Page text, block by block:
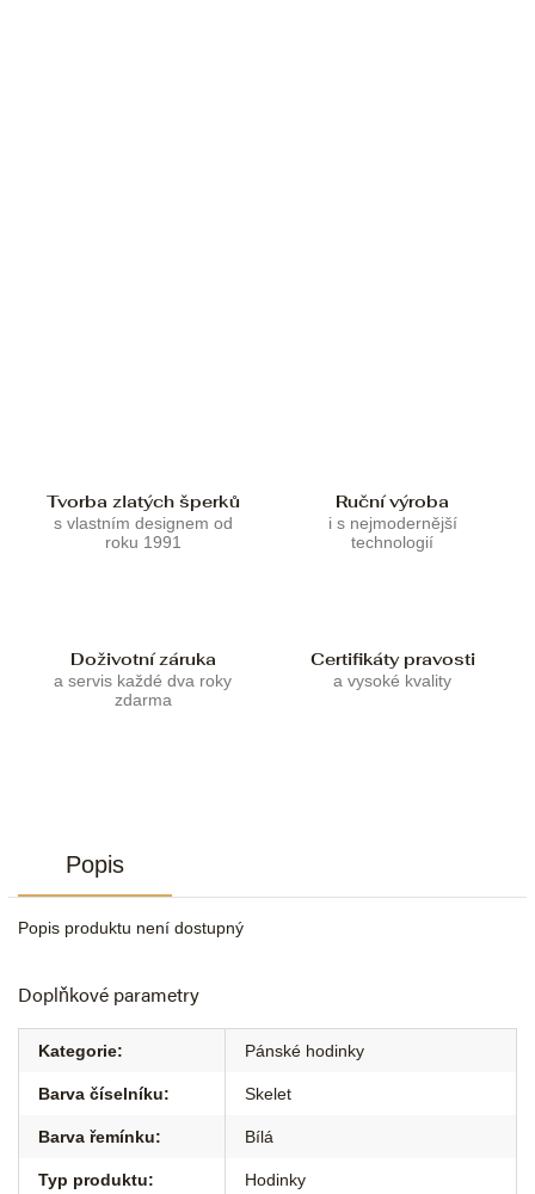
Tvorba zlatých šperků
s vlastním designem od
roku 1991
Ruční výroba
i s nejmodernější
technologií
Doživotní záruka
a servis každé dva roky
zdarma
Certifikáty pravosti
a vysoké kvality
Popis
Popis produktu není dostupný
Doplňkové parametry
Kategorie: Pánské hodinky
Barva číselníku: Skelet
Barva řemínku: Bílá
Typ produktu: Hodinky